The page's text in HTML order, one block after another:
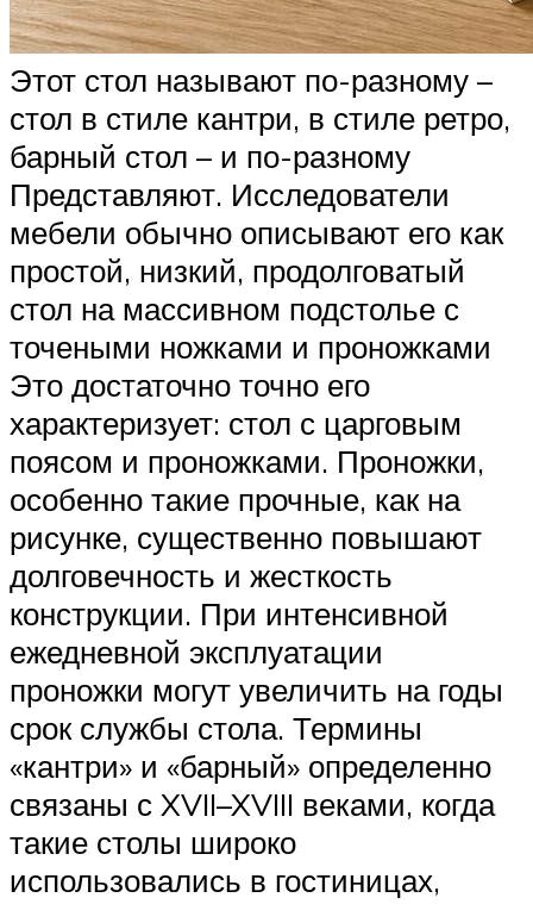
Этот стол называют по-разному –
стол в стиле кантри, в стиле ретро,
барный стол – и по-разному
Представляют. Исследователи
мебели обычно описывают его как
простой, низкий, продолговатый
стол на массивном подстолье с
точеными ножками и проножками
Это достаточно точно его
характеризует: стол с царговым
поясом и проножками. Проножки,
особенно такие прочные, как на
рисунке, существенно повышают
долговечность и жесткость
конструкции. При интенсивной
ежедневной эксплуатации
проножки могут увеличить на годы
срок службы стола. Термины
«кантри» и «барный» определенно
связаны с XVII–XVIII веками, когда
такие столы широко
использовались в гостиницах,